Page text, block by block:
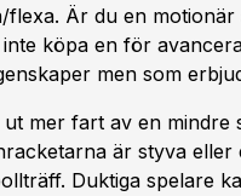
flexa. Är du en
köpa en för
men som
mer fart av en
är styva
Duktiga spelare